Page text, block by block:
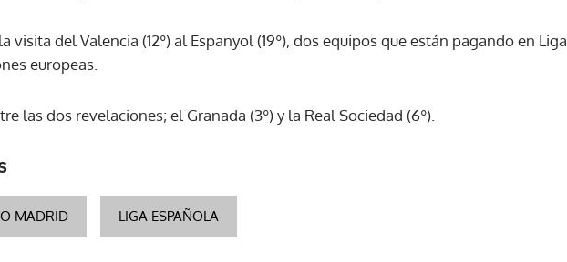
visita del Valencia (12º) al Espanyol (19º), dos equipos que están pagando en Liga
europeas.
las dos revelaciones; el Granada (3º) y la Real Sociedad (6º).
MADRID LIGA ESPAÑOLA